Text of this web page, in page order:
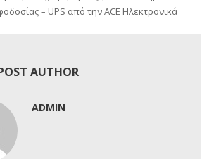
– UPS από την ACE Ηλεκτρονικά
AUTHOR
ADMIN